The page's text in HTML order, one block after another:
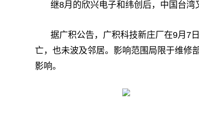
继8月的欣兴电子和纬创后，中国台湾
据广积公告，广积科技新庄厂在9月7
亡，也未波及邻居。影响范围局限于维修
影响。